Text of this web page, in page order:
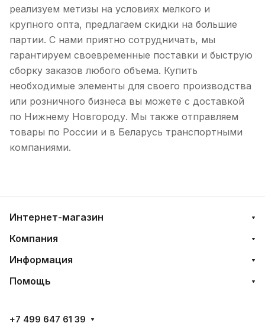
реализуем метизы на условиях мелкого и
крупного опта, предлагаем скидки на большие
партии. С нами приятно сотрудничать, мы
гарантируем своевременные поставки и быструю
сборку заказов любого объема. Купить
необходимые элементы для своего производства
или розничного бизнеса вы можете с доставкой
по Нижнему Новгороду. Мы также отправляем
товары по России и в Беларусь транспортными
компаниями.
Интернет-магазин
Компания
Информация
Помощь
+7 499 647 61 39